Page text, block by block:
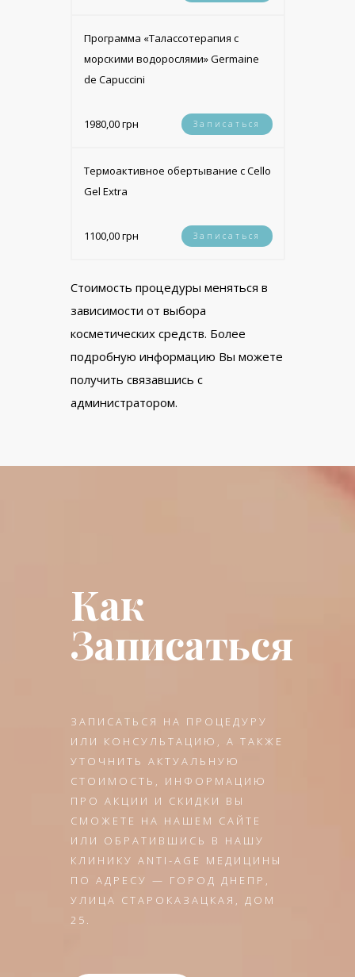
Программа «Талассотерапия с
морскими водорослями» Germaine
de Capucсini
1980,00 грн Записаться
Термоактивное обертывание с Cello
Gel Extra
1100,00 грн Записаться
Стоимость процедуры меняться в
зависимости от выбора
косметических средств. Более
подробную информацию Вы можете
получить связавшись с
администратором.
Как
Записаться
ЗАПИСАТЬСЯ НА ПРОЦЕДУРУ
ИЛИ КОНСУЛЬТАЦИЮ, А ТАКЖЕ
УТОЧНИТЬ АКТУАЛЬНУЮ
СТОИМОСТЬ, ИНФОРМАЦИЮ
ПРО АКЦИИ И СКИДКИ ВЫ
СМОЖЕТЕ НА НАШЕМ САЙТЕ
ИЛИ ОБРАТИВШИСЬ В НАШУ
КЛИНИКУ ANTI-AGE МЕДИЦИНЫ
ПО АДРЕСУ — ГОРОД ДНЕПР,
УЛИЦА СТАРОКАЗАЦКАЯ, ДОМ
25.